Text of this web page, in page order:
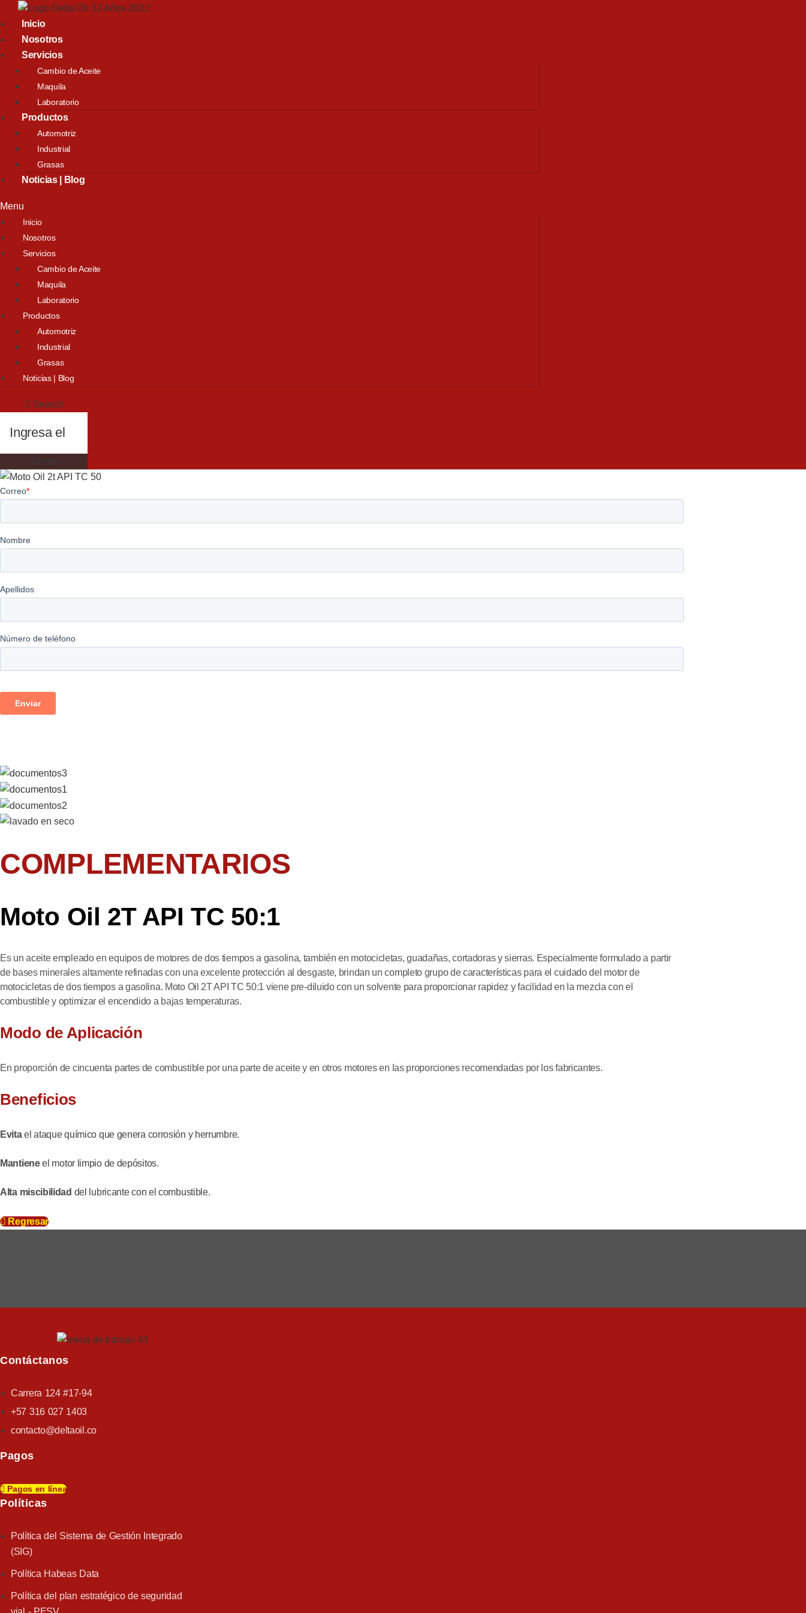
Inicio
Nosotros
Servicios
Cambio de Aceite
Maquila
Laboratorio
Productos
Automotriz
Industrial
Grasas
Noticias | Blog
Menu
Inicio
Nosotros
Servicios
Cambio de Aceite
Maquila
Laboratorio
Productos
Automotriz
Industrial
Grasas
Noticias | Blog
Search
COMPLEMENTARIOS
Moto Oil 2T API TC 50:1
Es un aceite empleado en equipos de motores de dos tiempos a gasolina, también en motocicletas, guadañas, cortadoras y sierras. Especialmente formulado a partir
de bases minerales altamente refinadas con una excelente protección al desgaste, brindan un completo grupo de características para el cuidado del motor de
motocicletas de dos tiempos a gasolina. Moto Oil 2T API TC 50:1 viene pre-diluido con un solvente para proporcionar rapidez y facilidad en la mezcla con el
combustible y optimizar el encendido a bajas temperaturas.
Modo de Aplicación
En proporción de cincuenta partes de combustible por una parte de aceite y en otros motores en las proporciones recomendadas por los fabricantes.
Beneficios
Evitael ataque químico que genera corrosión y herrumbre.
Mantieneel motor limpio de depósitos.
Alta miscibilidad del lubricante con el combustible.
Regresar
Contáctanos
Carrera 124 #17-94
+57 316 027 1403
contacto@deltaoil.co
Pagos
Pagos en línea
Políticas​
Política del Sistema de Gestión Integrado
(SIG)
Política Habeas Data
Política del plan estratégico de seguridad